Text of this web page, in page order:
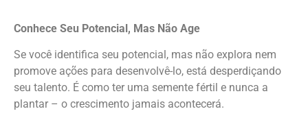
Conhece Seu Potencial, Mas Não Age
Se você identifica seu potencial, mas não explora nem
promove ações para desenvolvê-lo, está desperdiçando
seu talento. É como ter uma semente fértil e nunca a
plantar – o crescimento jamais acontecerá.